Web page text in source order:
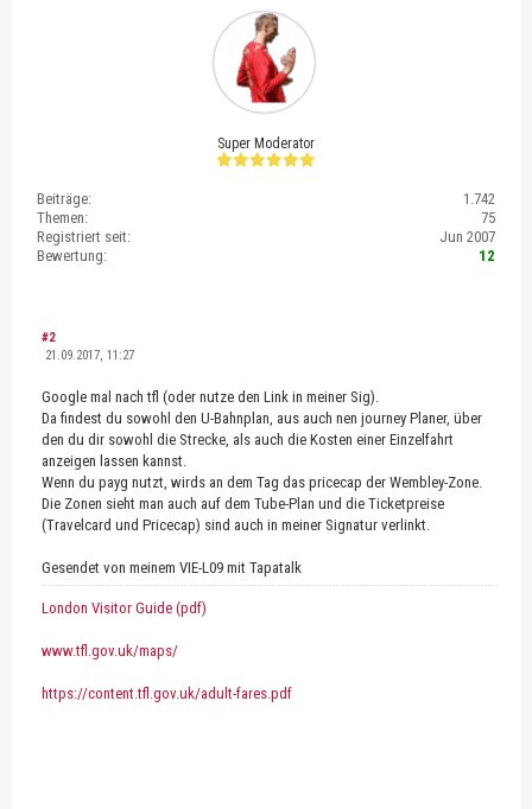
Super Moderator
Beiträge:
1.742
Themen:
75
Registriert seit:
Jun 2007
Bewertung:
12
#2
21.09.2017, 11:27
Google mal nach tfl (oder nutze den Link in meiner Sig).
Da findest du sowohl den U-Bahnplan, aus auch nen journey Planer, über
den du dir sowohl die Strecke, als auch die Kosten einer Einzelfahrt
anzeigen lassen kannst.
Wenn du payg nutzt, wirds an dem Tag das pricecap der Wembley-Zone.
Die Zonen sieht man auch auf dem Tube-Plan und die Ticketpreise
(Travelcard und Pricecap) sind auch in meiner Signatur verlinkt.
Gesendet von meinem VIE-L09 mit Tapatalk
London Visitor Guide (pdf)
www.tfl.gov.uk/maps/
https://content.tfl.gov.uk/adult-fares.pdf